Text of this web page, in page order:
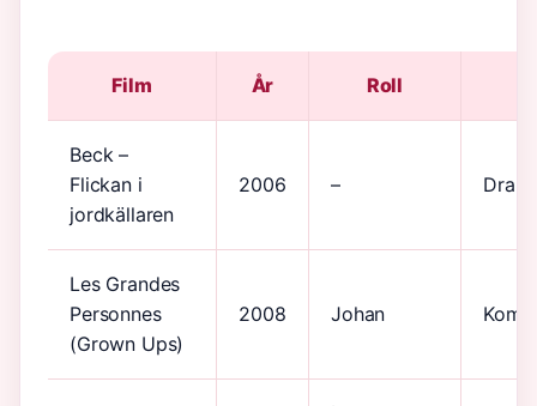
Film År Roll
Beck –
Flickan i
jordkällaren
2006 –
Les Grandes
Personnes
(Grown Ups)
2008 Johan